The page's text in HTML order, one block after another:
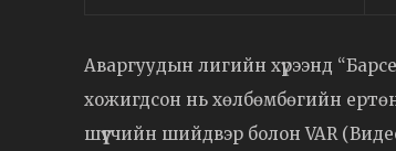
Аваргуудын лигийн хүрээнд
хожигдсон нь хөлбөмбөгийн
шүүгчийн шийдвэр болон VAR